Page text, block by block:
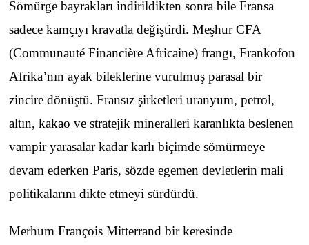
Sömürge bayrakları indirildikten sonra bile Fransa
sadece kamçıyı kravatla değiştirdi. Meşhur CFA
(Communauté Financière Africaine) frangı, Frankofon
Afrika’nın ayak bileklerine vurulmuş parasal bir
zincire dönüştü. Fransız şirketleri uranyum, petrol,
altın, kakao ve stratejik mineralleri karanlıkta beslenen
vampir yarasalar kadar karlı biçimde sömürmeye
devam ederken Paris, sözde egemen devletlerin mali
politikalarını dikte etmeyi sürdürdü.
Merhum François Mitterrand bir keresinde